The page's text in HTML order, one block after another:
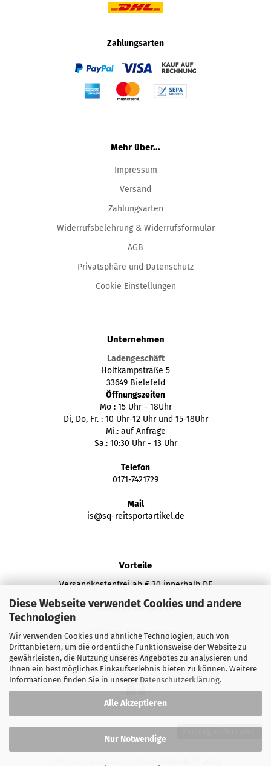
Diese Webseite verwendet Cookies und andere
Technologien
Wir verwenden Cookies und ähnliche Technologien, auch von
Drittanbietern, um die ordentliche Funktionsweise der Website zu
gewährleisten, die Nutzung unseres Angebotes zu analysieren und
Ihnen ein bestmögliches Einkaufserlebnis bieten zu können. Weitere
Informationen finden Sie in unserer Datenschutzerklärung.
Alle Akzeptieren
Nur Notwendige
Zahlungsarten
Mehr über...
Impressum
Versand
Zahlungsarten
Widerrufsbelehrung & Widerrufsformular
AGB
Privatsphäre und Datenschutz
Cookie Einstellungen
Unternehmen
Ladengeschäft
Holtkampstraße 5
33649 Bielefeld
Öffnungszeiten
Mo : 15 Uhr - 18Uhr
Di, Do, Fr. : 10 Uhr-12 Uhr und 15-18Uhr
Mi.: auf Anfrage
Sa.: 10:30 Uhr - 13 Uhr
Telefon
0171-7421729
Mail
is@sq-reitsportartikel.de
Vorteile
Versandkostenfrei ab € 30 innerhalb DE
Persönlicher Service
Sichere Zahlungsarten
SOZIALE MEDIEN